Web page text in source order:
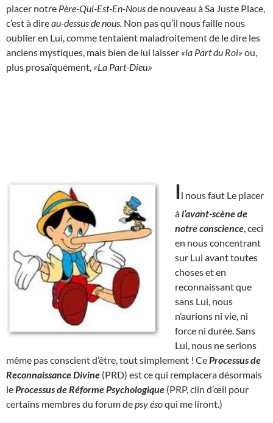
placer notre Père-Qui-Est-En-Nousde nouveau à Sa Juste Place,
c’est à direau-dessus de nous. Non pas qu’il nous faille nous
oublier en Lui, comme tentaient maladroitement de le dire les
anciens mystiques, mais bien de lui laisser «la Part du Roi» ou,
plus prosaïquement, «La Part-Dieu.»
Il nous faut Le placer
àl’avant-scène de
notre conscience , ceci
en nous concentrant
sur Lui avant toutes
choses et en
reconnaissant que
sans Lui, nous
n’aurions ni vie, ni
force ni durée. Sans
Lui, nous ne serions
même pas conscient d’être, tout simplement ! Ce Processus de
Reconnaissance Divine (PRD) est ce qui remplacera désormais
le Processus de Réforme Psychologique (PRP, clin d’œil pour
certains membres du forum depsy ésoqui me liront.)